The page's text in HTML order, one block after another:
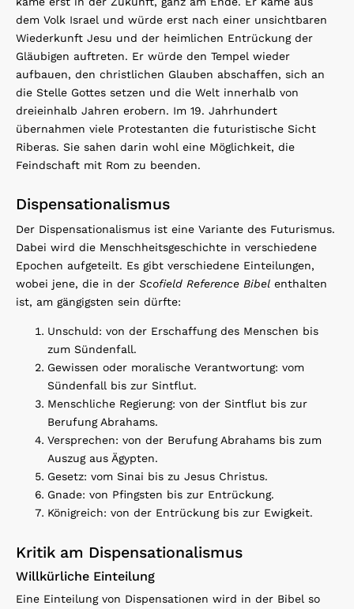
dem Volk Israel und würde erst nach einer unsichtbaren
Wiederkunft Jesu und der heimlichen Entrückung der
Gläubigen auftreten. Er würde den Tempel wieder
aufbauen, den christlichen Glauben abschaffen, sich an
die Stelle Gottes setzen und die Welt innerhalb von
dreieinhalb Jahren erobern. Im 19. Jahrhundert
übernahmen viele Protestanten die futuristische Sicht
Riberas. Sie sahen darin wohl eine Möglichkeit, die
Feindschaft mit Rom zu beenden.
Dispensationalismus
Der Dispensationalismus ist eine Variante des Futurismus.
Dabei wird die Menschheitsgeschichte in verschiedene
Epochen aufgeteilt. Es gibt verschiedene Einteilungen,
wobei jene, die in der Scofield Reference Bibel enthalten
ist, am gängigsten sein dürfte:
Unschuld: von der Erschaffung des Menschen bis
zum Sündenfall.
Gewissen oder moralische Verantwortung: vom
Sündenfall bis zur Sintflut.
Menschliche Regierung: von der Sintflut bis zur
Berufung Abrahams.
Versprechen: von der Berufung Abrahams bis zum
Auszug aus Ägypten.
Gesetz: vom Sinai bis zu Jesus Christus.
Gnade: von Pfingsten bis zur Entrückung.
Königreich: von der Entrückung bis zur Ewigkeit.
Kritik am Dispensationalismus
Willkürliche Einteilung
Eine Einteilung von Dispensationen wird in der Bibel so